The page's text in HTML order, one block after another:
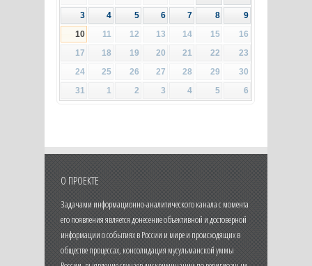
3
4 5 6 7 8
9
10
11 12 13 14 15
16
17
18 19 20 21 22
23
24
25 26 27 28 29
30
31
1 2 3 4 5 6
О ПРОЕКТЕ
Задачами информационно-аналитического канала с момента
его появления является донесение объективной и достоверной
информации о событиях в России и мире и происходящих в
обществе процессах, консолидация мусульманской уммы